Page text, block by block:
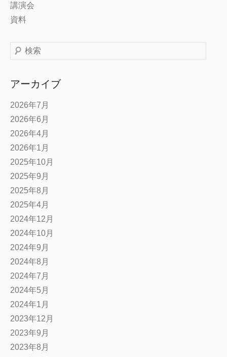
講演会
資料
検
アーカイブ
2026年7月
2026年6月
2026年4月
2026年1月
2025年10月
2025年9月
2025年8月
2025年4月
2024年12月
2024年10月
2024年9月
2024年8月
2024年7月
2024年5月
2024年1月
2023年12月
2023年9月
2023年8月